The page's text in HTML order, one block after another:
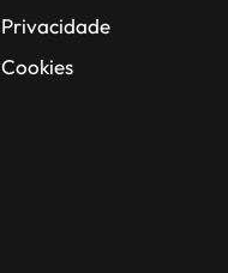
Privacidade
Cookies